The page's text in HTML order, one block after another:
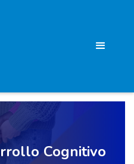
Cognitivo